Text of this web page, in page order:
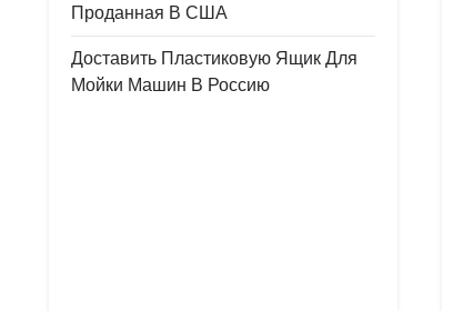
Проданная В США
Доставить Пластиковую Ящик Для
Мойки Машин В Россию